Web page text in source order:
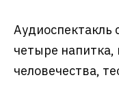
Аудиоспектакль
четыре напитка,
человечества,